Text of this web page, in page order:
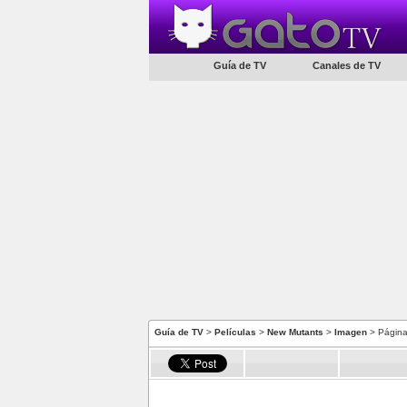
Guía de TV Canales de TV
Guía de TV > Películas > New Mutants > Imagen >